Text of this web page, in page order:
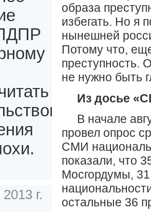
образа
избегать. Но я
нынешней
Потому что,
преступность.
не нужно быть
Из досье
В начале
провел опрос
СМИ
показали, что
Мосгордумы,
остальные 36
г.